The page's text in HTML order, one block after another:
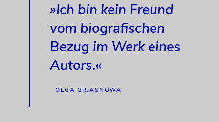
»Ich bin kein Freund
vom biografischen
Bezug im Werk eines
Autors.«
OLGA GRJASNOWA